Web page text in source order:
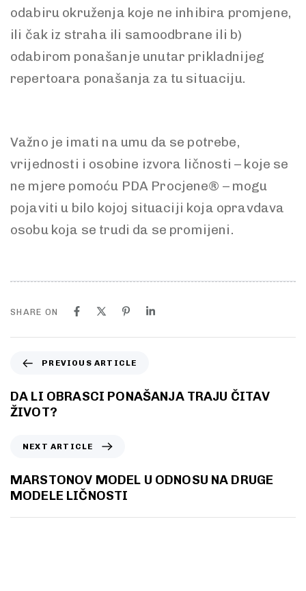
odabiru okruženja koje ne inhibira promjene,
ili čak iz straha ili samoodbrane ili b)
odabirom ponašanje unutar prikladnijeg
repertoara ponašanja za tu situaciju.
Važno je imati na umu da se potrebe,
vrijednosti i osobine izvora ličnosti – koje se
ne mjere pomoću PDA Procjene® – mogu
pojaviti u bilo kojoj situaciji koja opravdava
osobu koja se trudi da se promijeni.
SHARE ON
PREVIOUS ARTICLE
DA LI OBRASCI PONAŠANJA TRAJU ČITAV
ŽIVOT?
NEXT ARTICLE
MARSTONOV MODEL U ODNOSU NA DRUGE
MODELE LIČNOSTI